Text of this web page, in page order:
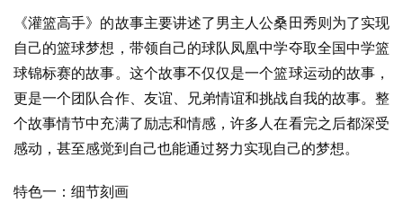
《灌篮高手》的故事主要讲述了男主人公桑田秀则为了实现
自己的篮球梦想，带领自己的球队凤凰中学夺取全国中学篮
球锦标赛的故事。这个故事不仅仅是一个篮球运动的故事，
更是一个团队合作、友谊、兄弟情谊和挑战自我的故事。整
个故事情节中充满了励志和情感，许多人在看完之后都深受
感动，甚至感觉到自己也能通过努力实现自己的梦想。
特色一：细节刻画